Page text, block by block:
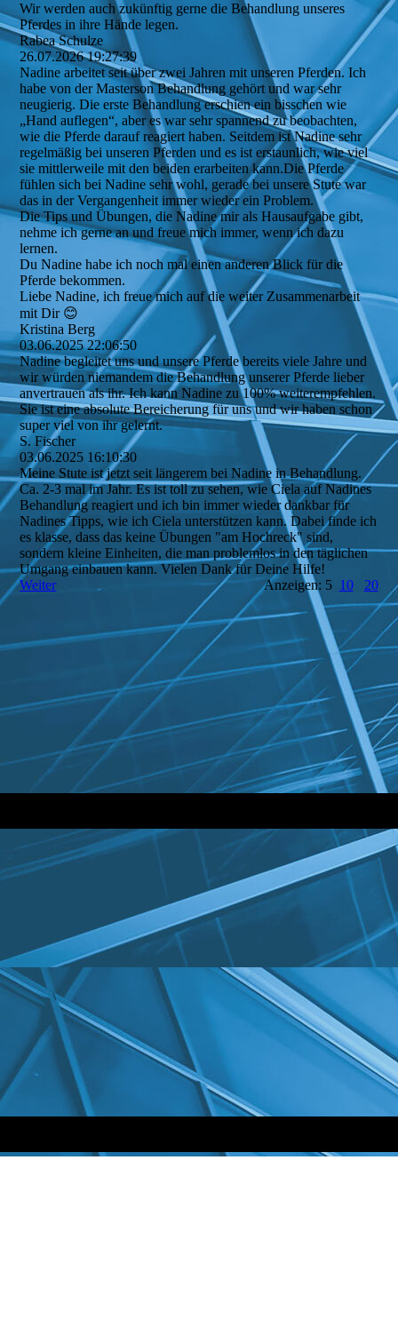
Wir werden auch zukünftig gerne die Behandlung unseres
Pferdes in ihre Hände legen.
Rabea Schulze
26.07.2026 19:27:39
Nadine arbeitet seit über zwei Jahren mit unseren Pferden. Ich
habe von der Masterson Behandlung gehört und war sehr
neugierig. Die erste Behandlung erschien ein bisschen wie
„Hand auflegen“, aber es war sehr spannend zu beobachten,
wie die Pferde darauf reagiert haben. Seitdem ist Nadine sehr
regelmäßig bei unseren Pferden und es ist erstaunlich, wie viel
sie mittlerweile mit den beiden erarbeiten kann.Die Pferde
fühlen sich bei Nadine sehr wohl, gerade bei unsere Stute war
das in der Vergangenheit immer wieder ein Problem.
Die Tips und Übungen, die Nadine mir als Hausaufgabe gibt,
nehme ich gerne an und freue mich immer, wenn ich dazu
lernen.
Du Nadine habe ich noch mal einen anderen Blick für die
Pferde bekommen.
Liebe Nadine, ich freue mich auf die weiter Zusammenarbeit
mit Dir 😊
Kristina Berg
03.06.2025 22:06:50
Nadine begleitet uns und unsere Pferde bereits viele Jahre und
wir würden niemandem die Behandlung unserer Pferde lieber
anvertrauen als ihr. Ich kann Nadine zu 100% weiterempfehlen.
Sie ist eine absolute Bereicherung für uns und wir haben schon
super viel von ihr gelernt.
S. Fischer
03.06.2025 16:10:30
Meine Stute ist jetzt seit längerem bei Nadine in Behandlung.
Ca. 2-3 mal im Jahr. Es ist toll zu sehen, wie Ciela auf Nadines
Behandlung reagiert und ich bin immer wieder dankbar für
Nadines Tipps, wie ich Ciela unterstützen kann. Dabei finde ich
es klasse, dass das keine Übungen "am Hochreck" sind,
sondern kleine Einheiten, die man problemlos in den täglichen
Umgang einbauen kann. Vielen Dank für Deine Hilfe!
Weiter
Anzeigen: 5 10 20